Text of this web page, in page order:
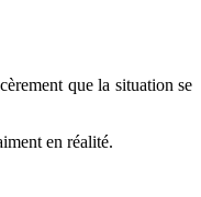
que la situation se
en réalité.